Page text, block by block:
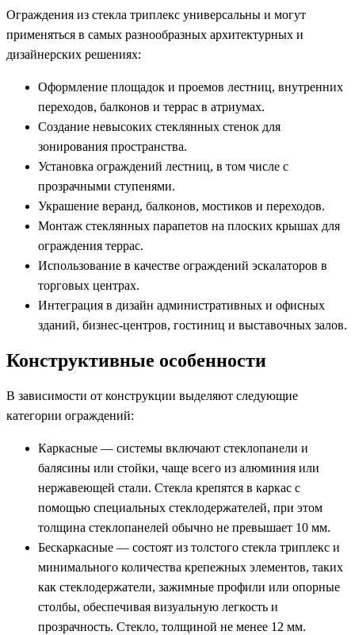
Ограждения из стекла триплекс универсальны и могут
применяться в самых разнообразных архитектурных и
дизайнерских решениях:
Оформление площадок и проемов лестниц, внутренних
переходов, балконов и террас в атриумах.
Создание невысоких стеклянных стенок для
зонирования пространства.
Установка ограждений лестниц, в том числе с
прозрачными ступенями.
Украшение веранд, балконов, мостиков и переходов.
Монтаж стеклянных парапетов на плоских крышах для
ограждения террас.
Использование в качестве ограждений эскалаторов в
торговых центрах.
Интеграция в дизайн административных и офисных
зданий, бизнес-центров, гостиниц и выставочных залов.
Конструктивные особенности
В зависимости от конструкции выделяют следующие
категории ограждений:
Каркасные — системы включают стеклопанели и
балясины или стойки, чаще всего из алюминия или
нержавеющей стали. Стекла крепятся в каркас с
помощью специальных стеклодержателей, при этом
толщина стеклопанелей обычно не превышает 10 мм.
Бескаркасные — состоят из толстого стекла триплекс и
минимального количества крепежных элементов, таких
как стеклодержатели, зажимные профили или опорные
столбы, обеспечивая визуальную легкость и
прозрачность. Стекло, толщиной не менее 12 мм.